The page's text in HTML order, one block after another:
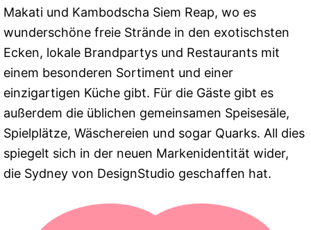
Makati und Kambodscha Siem Reap, wo es
wunderschöne freie Strände in den exotischsten
Ecken, lokale Brandpartys und Restaurants mit
einem besonderen Sortiment und einer
einzigartigen Küche gibt. Für die Gäste gibt es
außerdem die üblichen gemeinsamen Speisesäle,
Spielplätze, Wäschereien und sogar Quarks. All dies
spiegelt sich in der neuen Markenidentität wider,
die Sydney von DesignStudio geschaffen hat.